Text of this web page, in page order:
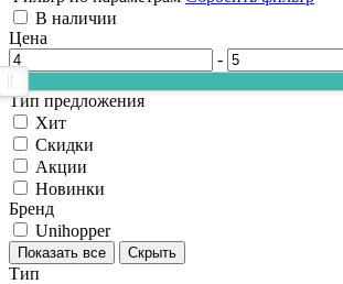
В наличии
Цена
-
Тип предложения
Хит
Скидки
Акции
Новинки
Бренд
Unihopper
Показать все Скрыть
Тип